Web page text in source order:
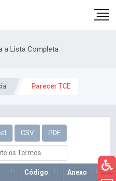
a Lista Completa
Parecer TCE
CSV PDF
Código Anexo